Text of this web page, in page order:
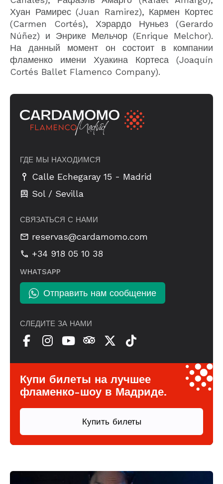
Хуан Рамирес (Juan Ramirez), Кармен Кортес
(Carmen Cortés), Хэрардо Нуньез (Gerardo
Núñez) и Энрике Мельчор (Enrique Melchor).
На данный момент он состоит в компании
фламенко имени Хуакина Кортеса (Joaquín
Cortés Ballet Flamenco Company).
ГДЕ МЫ НАХОДИМСЯ
Calle Echegaray 15 - Madrid
Sol / Sevilla
СВЯЗАТЬСЯ С НАМИ
reservas@cardamomo.com
+34 918 05 10 38
WHATSAPP
Отправить нам сообщение
СЛЕДИТЕ ЗА НАМИ
Купи билеты на лучшее
фламенко-шоу в Мадриде.
Купить билеты